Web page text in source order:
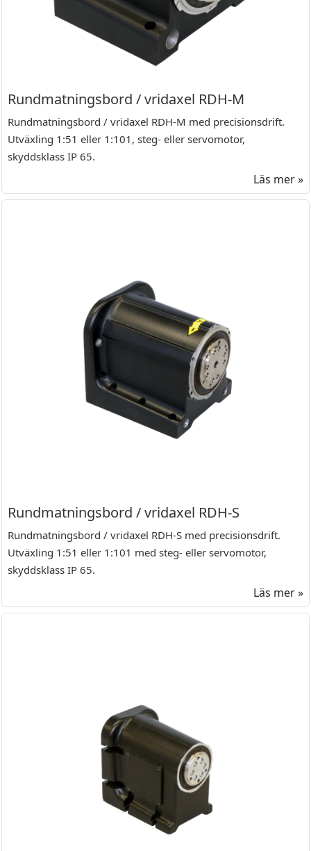
Rundmatningsbord / vridaxel RDH-M
Rundmatningsbord / vridaxel RDH-M med precisionsdrift.
Utväxling 1:51 eller 1:101, steg- eller servomotor,
skyddsklass IP 65.
Läs mer »
Rundmatningsbord / vridaxel RDH-S
Rundmatningsbord / vridaxel RDH-S med precisionsdrift.
Utväxling 1:51 eller 1:101 med steg- eller servomotor,
skyddsklass IP 65.
Läs mer »